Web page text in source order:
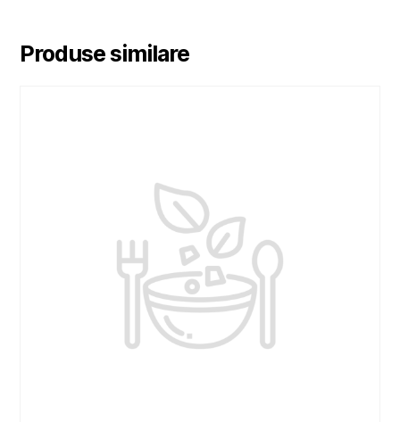
Produse similare